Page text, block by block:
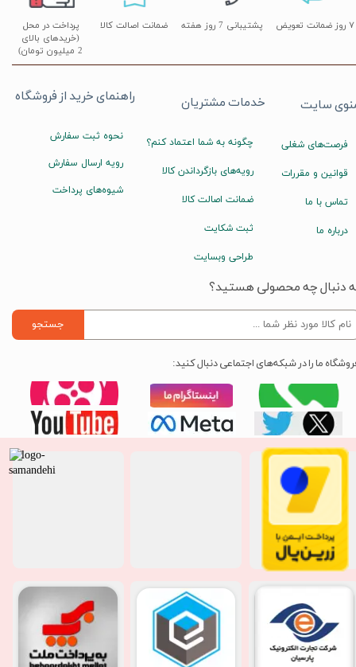
پشتیبانی 7 روز هفته
پرداخت در محل
(خریدهای بالای
2 میلیون تومان)
۷ روز ضمانت تعویض ضمانت اصالت کالا
راهنمای خرید از فروشگاه
نحوه ثبت سفارش
رویه ارسال سفارش
شیوه‌های پرداخت
خدمات مشتریان
چگونه به شما اعتماد کنم؟
رویه‌های بازگرداندن کالا
ضمانت اصالت کالا
ثبت شکایت
طراحی وبسایت
سایت
فرصت‌های شغلی
قوانین و مقررات
تماس با ما
درباره ما
دنبال چه محصولی هستید؟
جستجو
ما را در شبکه‌های اجتماعی دنبال کنید: